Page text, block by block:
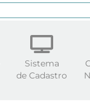
Sistema
de Cadastro